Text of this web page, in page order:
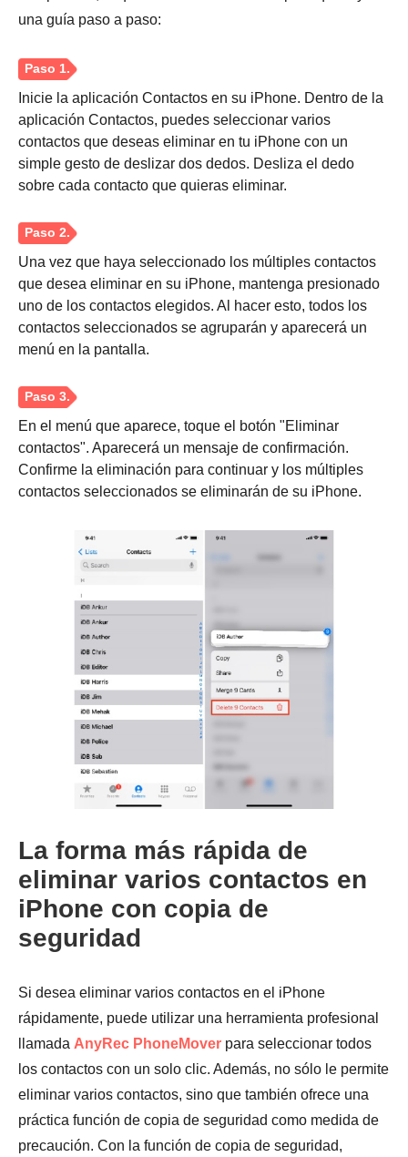
una guía paso a paso:
Paso 1.
Inicie la aplicación Contactos en su iPhone. Dentro de la
aplicación Contactos, puedes seleccionar varios
contactos que deseas eliminar en tu iPhone con un
simple gesto de deslizar dos dedos. Desliza el dedo
sobre cada contacto que quieras eliminar.
Una vez que haya seleccionado los múltiples contactos
que desea eliminar en su iPhone, mantenga presionado
uno de los contactos elegidos. Al hacer esto, todos los
contactos seleccionados se agruparán y aparecerá un
menú en la pantalla.
Paso 3.
En el menú que aparece, toque el botón "Eliminar
contactos". Aparecerá un mensaje de confirmación.
Confirme la eliminación para continuar y los múltiples
contactos seleccionados se eliminarán de su iPhone.
La forma más rápida de
eliminar varios contactos en
iPhone con copia de
seguridad
Si desea eliminar varios contactos en el iPhone
rápidamente, puede utilizar una herramienta profesional
llamada AnyRec PhoneMover para seleccionar todos
los contactos con un solo clic. Además, no sólo le permite
eliminar varios contactos, sino que también ofrece una
práctica función de copia de seguridad como medida de
precaución. Con la función de copia de seguridad,